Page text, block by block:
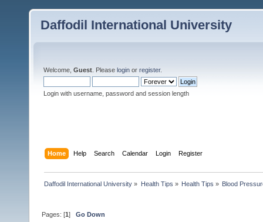
Daffodil International University
Welcome, Guest . Please login or register.
Login with username, password and session length
Home Help Search Calendar Login Register
Daffodil International University » Health Tips » Health Tips » Blood
Pages: [1]Go Down